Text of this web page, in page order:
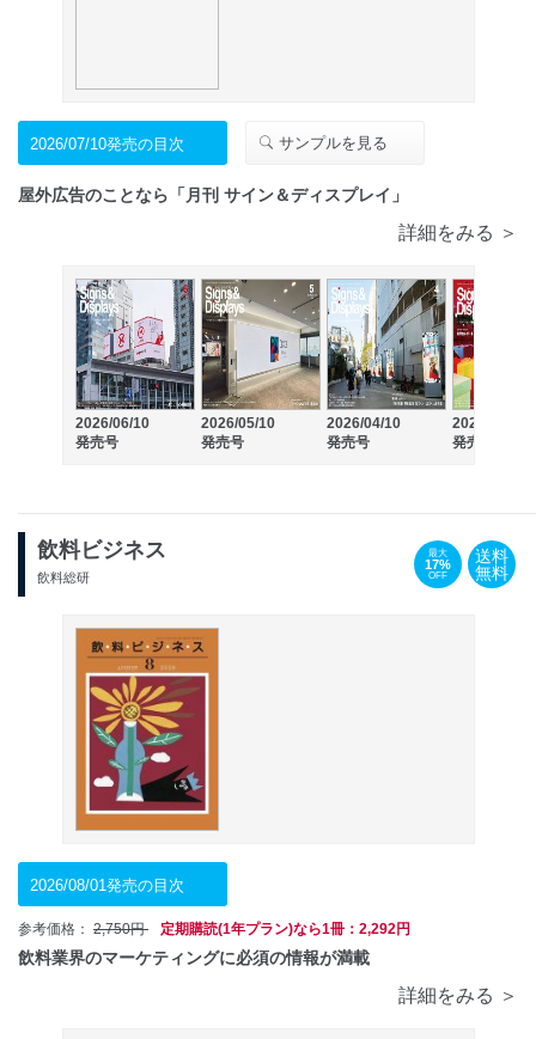
2026/07/10発売の目次 サンプルを見る
屋外広告のことなら「月刊 サイン＆ディスプレイ」
詳細をみる ＞
2026/06/10
発売号
2026/05/10
発売号
2026/04/10
発売号
2026/03/10
発売号
飲料ビジネス
飲料総研
最大
17%
OFF
送料
無料
2026/08/01発売の目次
参考価格： 2,750円 定期購読(1年プラン)なら1冊：2,292円
飲料業界のマーケティングに必須の情報が満載
詳細をみる ＞